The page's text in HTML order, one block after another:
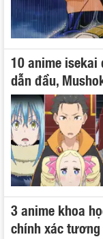
10 anime isekai
dẫn đầu,
3 anime khoa
chính xác